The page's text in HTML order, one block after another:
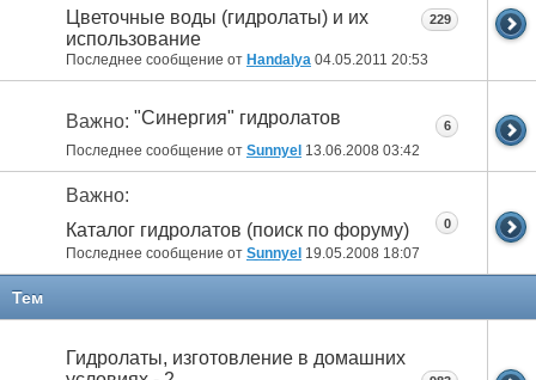
Цветочные воды (гидролаты) и их
использование
Последнее сообщение от Handalya 04.05.2011 20:53
229
Важно: "Синергия" гидролатов
Последнее сообщение от Sunnyel 13.06.2008 03:42
6
Важно:
Каталог гидролатов (поиск по форуму)
Последнее сообщение от Sunnyel 19.05.2008 18:07
0
Тем
Гидролаты, изготовление в домашних